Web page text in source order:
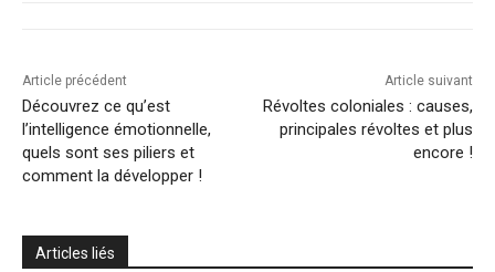
Article précédent
Découvrez ce qu’est
l’intelligence émotionnelle,
quels sont ses piliers et
comment la développer !
Article suivant
Révoltes coloniales : causes,
principales révoltes et plus
encore !
Articles liés